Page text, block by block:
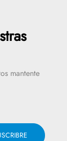
mantente